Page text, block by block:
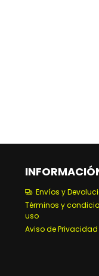
Envíos y
Términos y
uso
Aviso de Privacidad